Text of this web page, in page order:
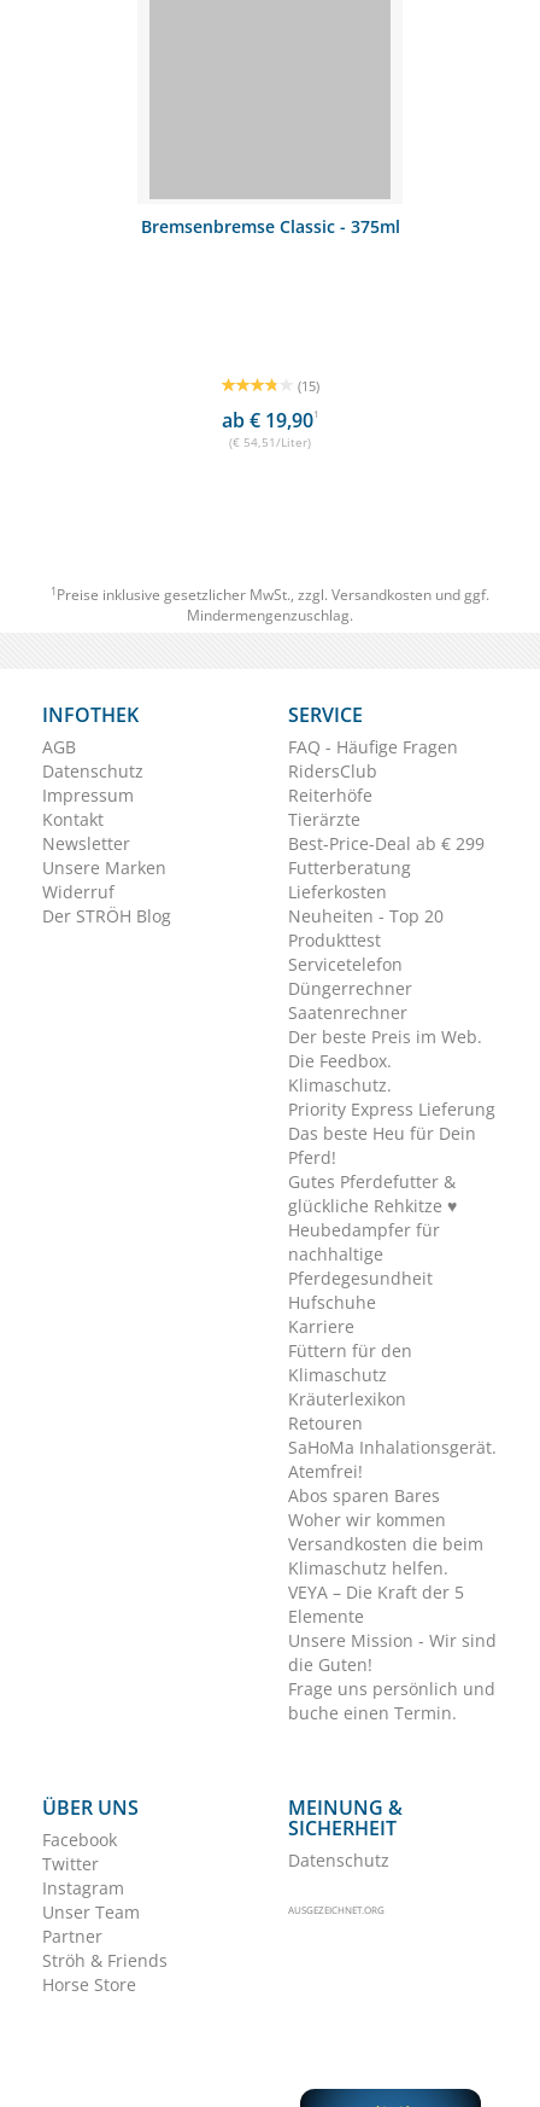
Bremsenbremse Classic - 375ml
(15)
ab € 19,901
(€ 54,51/Liter)
1 Preise inklusive gesetzlicher MwSt., zzgl. Versandkosten und ggf.
Mindermengenzuschlag.
INFOTHEK
AGB
Datenschutz
Impressum
Kontakt
Newsletter
Unsere Marken
Widerruf
Der STRÖH Blog
SERVICE
FAQ - Häufige Fragen
RidersClub
Reiterhöfe
Tierärzte
Best-Price-Deal ab € 299
Futterberatung
Lieferkosten
Neuheiten - Top 20
Produkttest
Servicetelefon
Düngerrechner
Saatenrechner
Der beste Preis im Web.
Die Feedbox.
Klimaschutz.
Priority Express Lieferung
Das beste Heu für Dein
Pferd!
Gutes Pferdefutter &
glückliche Rehkitze ♥
Heubedampfer für
nachhaltige
Pferdegesundheit
Hufschuhe
Karriere
Füttern für den
Klimaschutz
Kräuterlexikon
Retouren
SaHoMa Inhalationsgerät.
Atemfrei!
Abos sparen Bares
Woher wir kommen
Versandkosten die beim
Klimaschutz helfen.
VEYA – Die Kraft der 5
Elemente
Unsere Mission - Wir sind
die Guten!
Frage uns persönlich und
buche einen Termin.
ÜBER UNS
Facebook
Twitter
Instagram
Unser Team
Partner
Ströh & Friends
Horse Store
MEINUNG &
SICHERHEIT
Datenschutz
AUSGEZEICHNET.ORG